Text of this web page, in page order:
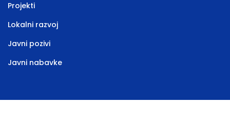
Projekti
Lokalni razvoj
Javni pozivi
Javni nabavke